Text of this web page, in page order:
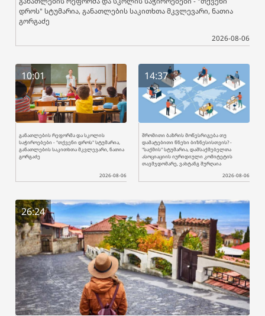
დროს" სტუმარია, განათლების საკითხთა მკვლევარი, ნათია
გორგაძე
2026-08-06
10:01
განათლების რეფორმა და სკოლის
საჭიროებები - "თქვენი დროს" სტუმარია,
განათლების საკითხთა მკვლევარი, ნათია
გორგაძე
2026-08-06
14:37
შრომითი ბაზრის მოწესრიგება თუ
დამატებითი წნეხი ბიზნესისთვის? -
"საქმის" სტუმარია, დამსაქმებელთა
ასოციაციის იურიდიული კომიტეტის
თავმჯდომარე, ვახტანგ შურღაია
2026-08-06
26:24